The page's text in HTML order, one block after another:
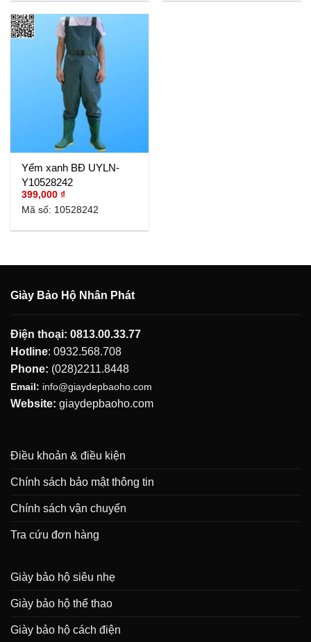
Yếm xanh BĐ UYLN-
Y10528242
399,000₫
Mã số: 10528242
Giày Bảo Hộ Nhân Phát
Điện thoại: 0813.00.33.77
Hotline: 0932.568.708
Phone: (028)2211.8448
Email: info@giaydepbaoho.com
Website: giaydepbaoho.com
Điều khoản & điều kiện
Chính sách bảo mật thông tin
Chính sách vận chuyển
Tra cứu đơn hàng
Giày bảo hộ siêu nhẹ
Giày bảo hộ thể thao
Giày bảo hộ cách điện